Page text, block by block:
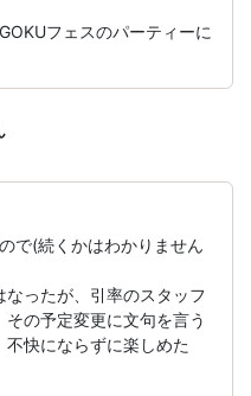
フェスのパーティーに
で(続くかはわかりません
ったが、引率のスタッフ
の予定変更に文句を言う
不快にならずに楽しめた